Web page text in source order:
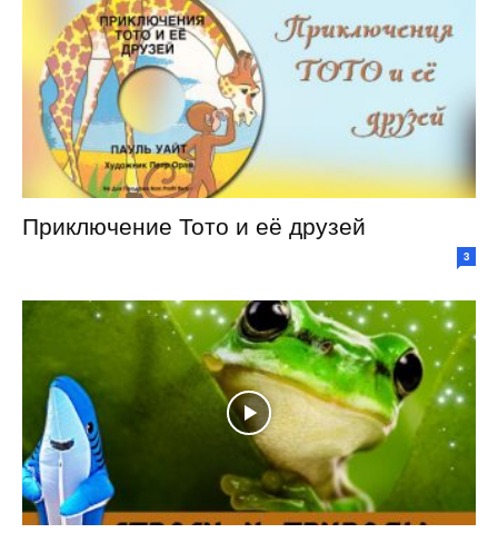
Приключение Тото и её друзей
3